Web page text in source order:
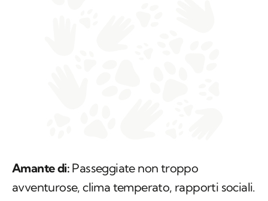
Amante di: Passeggiate non troppo
avventurose, clima temperato, rapporti sociali.